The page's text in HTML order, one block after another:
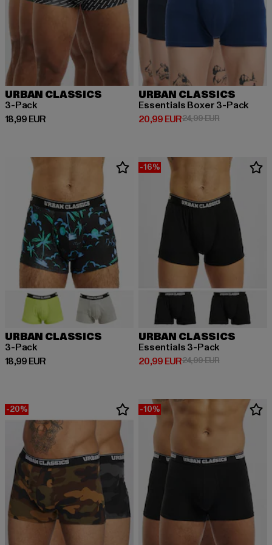
URBAN CLASSICS
3-Pack
18,99 EUR
Derzeitiger Preis: 18,99 EUR
URBAN CLASSICS
Essentials Boxer 3-Pack
20,99 EUR
Derzeitiger Preis: 20,99 EUR
24,99 EURAktionspreis:
URBAN CLASSICS
3-Pack
18,99 EUR
Derzeitiger Preis: 18,99 EUR
-16%
URBAN CLASSICS
Essentials 3-Pack
20,99 EUR
Derzeitiger Preis: 20,99 EUR
24,99 EURAktionspreis:
-20% -10%